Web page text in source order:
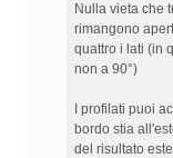
Nulla vieta che
rimangono
quattro i lati (in
non a 90°)
I profilati puoi
bordo stia
del risultato